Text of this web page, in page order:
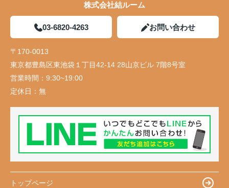
株式会社結ルーム
03-6820-4263 お問い合わせ
〒170-0013
東京都豊島区東池袋１丁目42-14 28山京ビル 7階8号室
営業時間： 9:30~19:00
定休日： 無
トップページ